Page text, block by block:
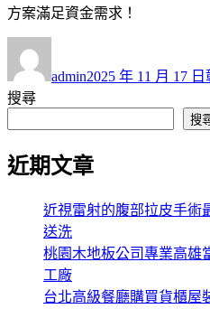
方案滿足資金需求！
者
admin佈
期:
2025 年 11 月 17 日
搜尋
搜
近期文章
近視雷射的腹部拉皮手術
送洗
桃園木地板公司專業高雄
工廠
台北高級餐廳購買貨櫃屋